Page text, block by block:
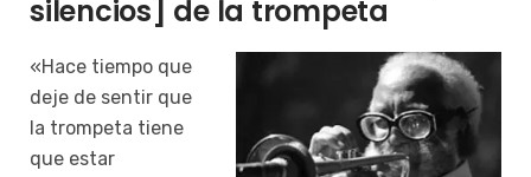
silencios] de la trompeta
«Hace tiempo que
deje de sentir que
la trompeta tiene
que estar